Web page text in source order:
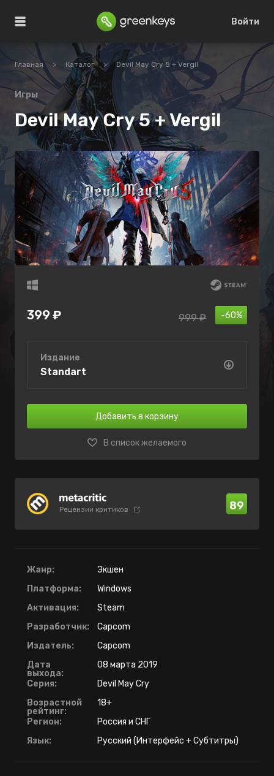
Войти
Главная > Каталог > Devil May Cry 5 + Vergil
Игры
Devil May Cry 5 + Vergil
399 ₽ -60%
999 ₽
Издание
Standart
Добавить в корзину
В список желаемого
Рецензии критиков 89
Жанр:
Экшен
Платформа:
Windows
Активация:
Steam
Разработчик:
Capcom
Издатель:
Capcom
Дата
выхода:
08 марта 2019
Серия:
Devil May Cry
Возрастной
рейтинг:
18+
Регион:
Россия и СНГ
Язык:
Русский (Интерфейс + Субтитры)